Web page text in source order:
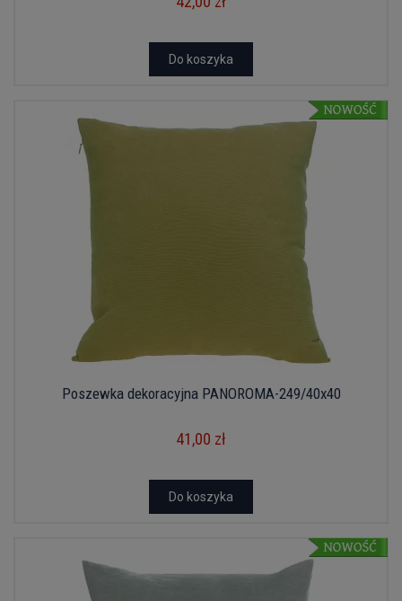
Do koszyka
Poszewka dekoracyjna PANOROMA-249/40x40
41,00 zł
Do koszyka